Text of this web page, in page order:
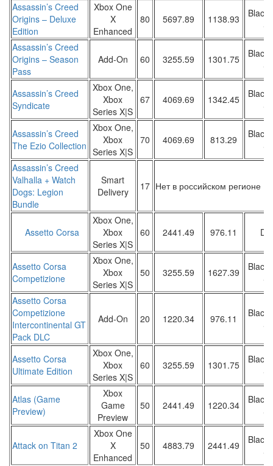
Assassin’s Creed
Origins – Deluxe
Edition
Xbox One
X
Enhanced
80 5697.89 1138.93
Black
Assassin’s Creed
Origins – Season
Pass
Add-On 60 3255.59 1301.75
Black
Assassin’s Creed
Syndicate
Xbox One,
Xbox
Series X|S
67 4069.69 1342.45
Black
Assassin’s Creed
The Ezio Collection
Xbox One,
Xbox
Series X|S
70 4069.69 813.29
Black
Assassin’s Creed
Valhalla + Watch
Dogs: Legion
Bundle
Smart
Delivery
17 Нет в российском регионе
Assetto Corsa
Xbox One,
Xbox
Series X|S
60 2441.49 976.11
Assetto Corsa
Competizione
Xbox One,
Xbox
Series X|S
50 3255.59 1627.39
Black
Assetto Corsa
Competizione
Intercontinental GT
Pack DLC
Add-On 20 1220.34 976.11
Black
Assetto Corsa
Ultimate Edition
Xbox One,
Xbox
Series X|S
60 3255.59 1301.75
Black
Atlas (Game
Preview)
Xbox
Game
Preview
50 2441.49 1220.34
Black
Attack on Titan 2
Xbox One
X
Enhanced
50 4883.79 2441.49
Black